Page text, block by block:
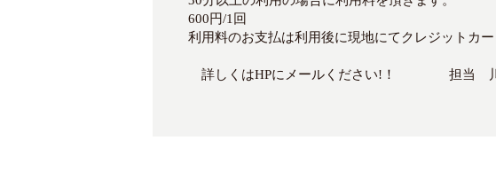
600円/1回
利用料のお支払は利用後に現地にてクレジットカー
詳しくはHPにメールください!！ 担当